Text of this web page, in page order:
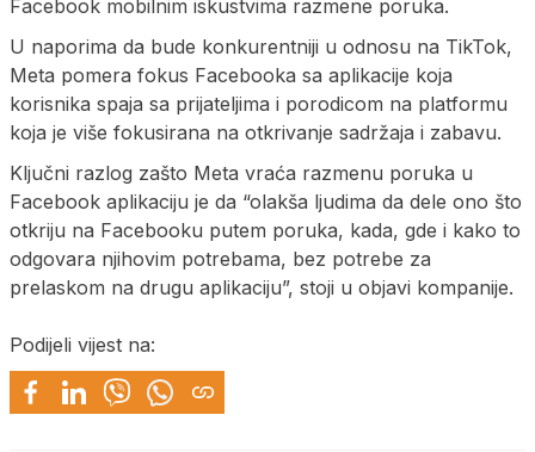
Facebook mobilnim iskustvima razmene poruka.
U naporima da bude konkurentniji u odnosu na TikTok,
Meta pomera fokus Facebooka sa aplikacije koja
korisnika spaja sa prijateljima i porodicom na platformu
koja je više fokusirana na otkrivanje sadržaja i zabavu.
Ključni razlog zašto Meta vraća razmenu poruka u
Facebook aplikaciju je da “olakša ljudima da dele ono što
otkriju na Facebooku putem poruka, kada, gde i kako to
odgovara njihovim potrebama, bez potrebe za
prelaskom na drugu aplikaciju”, stoji u objavi kompanije.
Podijeli vijest na: